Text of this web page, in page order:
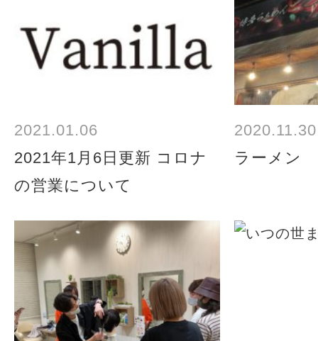
2021.01.06
2021年1月6日更新 コロナ
の営業について
2020.11.30
ラーメン